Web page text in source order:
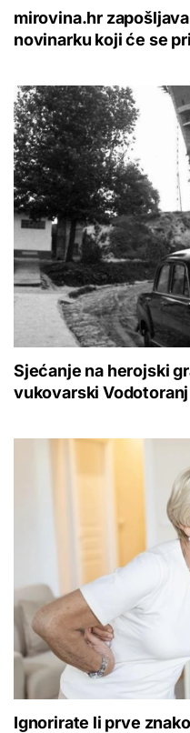
mirovina.hr
novinarku koji će se
Sjećanje na herojski
vukovarski
Ignorirate li prve